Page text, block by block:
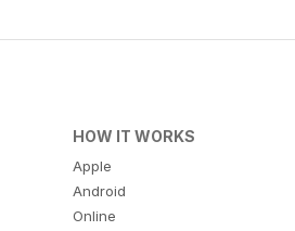
HOW IT WORKS
Apple
Android
Online